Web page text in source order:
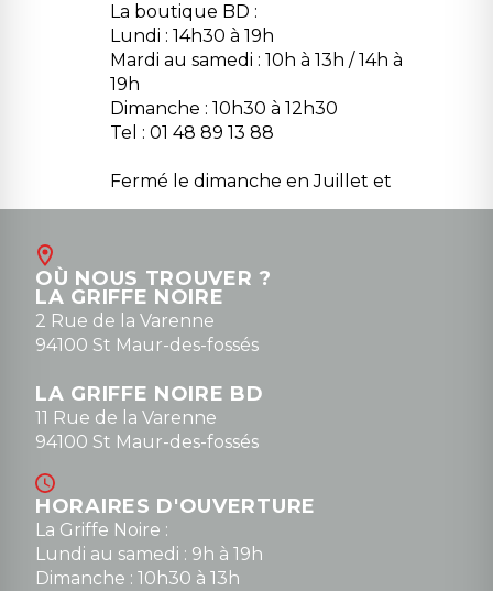
La boutique BD :
Lundi : 14h30 à 19h
Mardi au samedi : 10h à 13h / 14h à
19h
Dimanche : 10h30 à 12h30
Tel : 01 48 89 13 88
Fermé le dimanche en Juillet et
Août
contact@la-griffe-noire.com
0148836747
OÙ NOUS TROUVER ?
LA GRIFFE NOIRE
2 Rue de la Varenne
94100 St Maur-des-fossés
LA GRIFFE NOIRE BD
11 Rue de la Varenne
94100 St Maur-des-fossés
HORAIRES D'OUVERTURE
La Griffe Noire :
Lundi au samedi : 9h à 19h
Dimanche : 10h30 à 13h